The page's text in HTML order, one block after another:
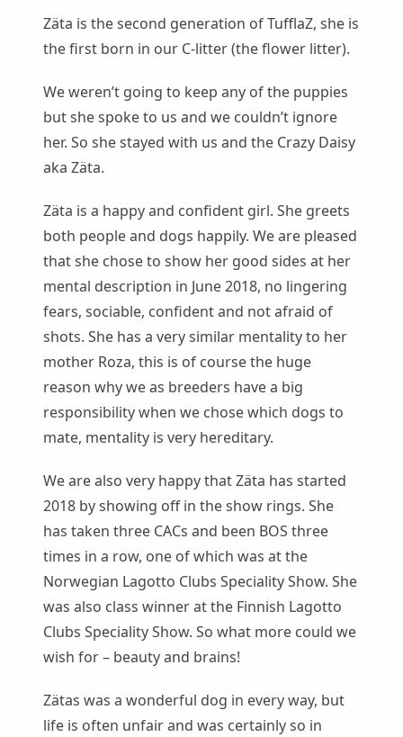
Zäta is the second generation of TufflaZ, she is
the first born in our C-litter (the flower litter).
We weren’t going to keep any of the puppies
but she spoke to us and we couldn’t ignore
her. So she stayed with us and the Crazy Daisy
aka Zäta.
Zäta is a happy and confident girl. She greets
both people and dogs happily. We are pleased
that she chose to show her good sides at her
mental description in June 2018, no lingering
fears, sociable, confident and not afraid of
shots. She has a very similar mentality to her
mother Roza, this is of course the huge
reason why we as breeders have a big
responsibility when we chose which dogs to
mate, mentality is very hereditary.
We are also very happy that Zäta has started
2018 by showing off in the show rings. She
has taken three CACs and been BOS three
times in a row, one of which was at the
Norwegian Lagotto Clubs Speciality Show. She
was also class winner at the Finnish Lagotto
Clubs Speciality Show. So what more could we
wish for – beauty and brains!
Zätas was a wonderful dog in every way, but
life is often unfair and was certainly so in